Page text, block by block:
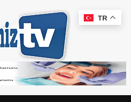
TR